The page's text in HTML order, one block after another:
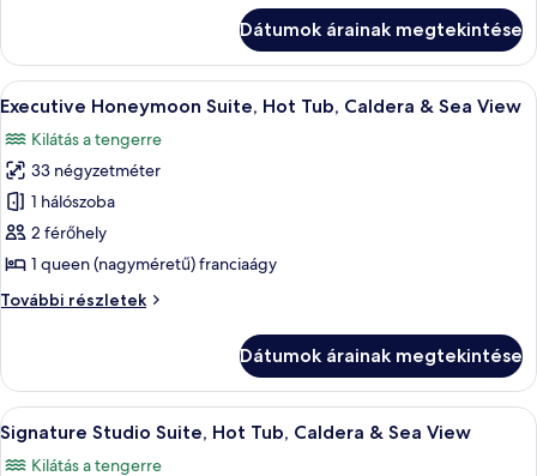
Tub,
Caldera
&
Sea
View
Bedroom,
Hot
Tub,
&
Sea
View
további
részletei
Dátumok árainak megtekintése
A
következő
szoba
összes
képének
megtekintése:
Executive
Suite,
Caldera
&
Sea
Egy modern szállodaszoba,
18
Executive Honeymoon Suite, Hot Tub, Caldera & Sea View
Kilátás a tengerre
33 négyzetméter
1 hálószoba
2 férőhely
1 queen (nagyméretű) franciaágy
További részletek
Executive
Tub,
Caldera
&
Sea
View
Dátumok árainak megtekintése
A
következő
Egy erkély, ahonnan a tengerre
10
Signature Studio Suite, Hot Tub, Caldera & Sea View
Kilátás a tengerre